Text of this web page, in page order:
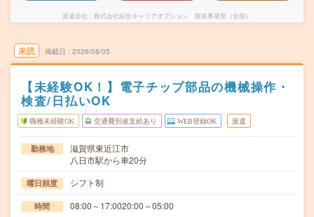
派遣会社 株式会社綜合キャリアオプション 製造事業部（全国）
未読 掲載日 2026/08/05
【未経験OK！】電子チップ部品の機械操作・
検査/日払いOK
職種未経験OK 交通費別途支給あり WEB登録OK 派遣
勤務地
滋賀県東近江市
八日市駅から車20分
曜日頻度 シフト制
時間 08:00～17:0020:00～05:00